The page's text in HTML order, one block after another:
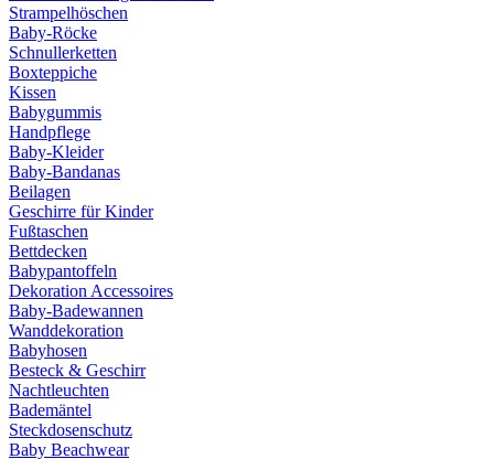
Strampelhöschen
Baby-Röcke
Schnullerketten
Boxteppiche
Kissen
Babygummis
Handpflege
Baby-Kleider
Baby-Bandanas
Beilagen
Geschirre für Kinder
Fußtaschen
Bettdecken
Babypantoffeln
Dekoration Accessoires
Baby-Badewannen
Wanddekoration
Babyhosen
Besteck & Geschirr
Nachtleuchten
Bademäntel
Steckdosenschutz
Baby Beachwear